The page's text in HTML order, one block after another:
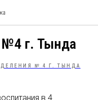
№4 г. Тында
№ 4 Г. ТЫНДА
в 4